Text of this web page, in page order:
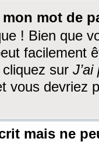
mon mot de
! Bien que
facilement
sur
vous devriez
mais ne